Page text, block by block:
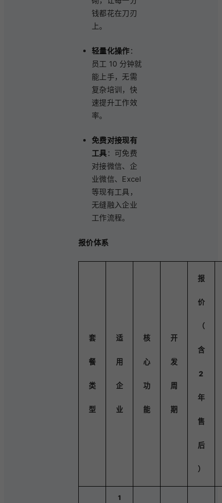
钱都花在刀刃
上。
轻量化操作 ：
员工 10 分钟就
能上手，无需
复杂培训，快
速提升工作效
率。
免费对接现有
工具 ：可免费
对接微信、企
业微信、Excel
等现有工具，
无缝融入企业
工作流程。
报价体系
套
餐
类
型
适
用
企
业
核
心
功
能
开
发
周
期
报
价
（
含
2
年
售
后
）
1